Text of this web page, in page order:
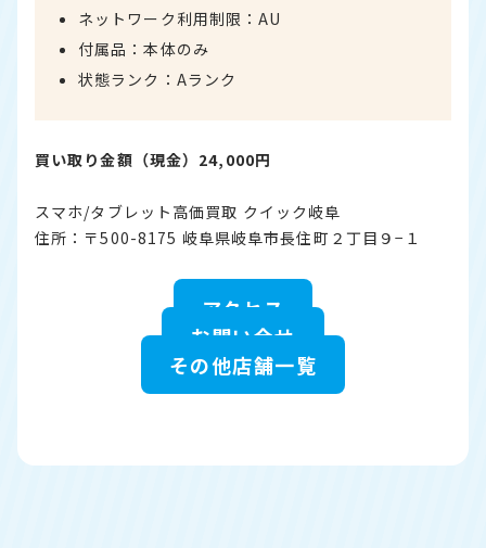
ネットワーク利用制限：AU
付属品：本体のみ
状態ランク：Aランク
買い取り金額（現金）24,000円
スマホ/タブレット高価買取 クイック岐阜
住所：〒500-8175 岐阜県岐阜市長住町２丁目９−１
アクセス
お問い合せ
その他店舗一覧